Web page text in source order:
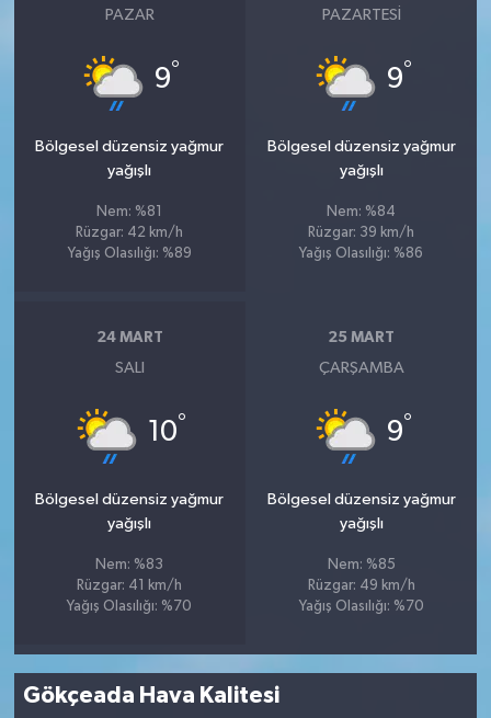
PAZAR
9°
Bölgesel düzensiz yağmur
yağışlı
Nem: %81
Rüzgar: 42 km/h
Yağış Olasılığı: %89
PAZARTESI
9°
Bölgesel düzensiz yağmur
yağışlı
Nem: %84
Rüzgar: 39 km/h
Yağış Olasılığı: %86
24 MART
SALI
10°
Bölgesel düzensiz yağmur
yağışlı
Nem: %83
Rüzgar: 41 km/h
Yağış Olasılığı: %70
25 MART
ÇARŞAMBA
9°
Bölgesel düzensiz yağmur
yağışlı
Nem: %85
Rüzgar: 49 km/h
Yağış Olasılığı: %70
Gökçeada Hava Kalitesi